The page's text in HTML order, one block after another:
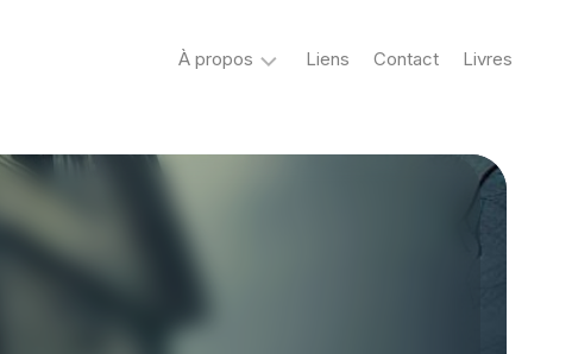
À propos
&
Liens Contact Livres